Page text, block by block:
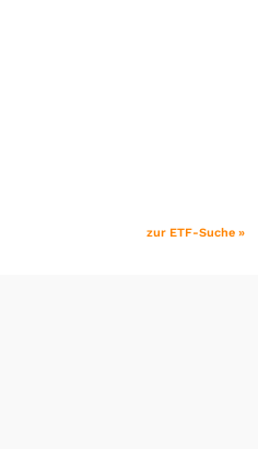
zur ETF-Suche »